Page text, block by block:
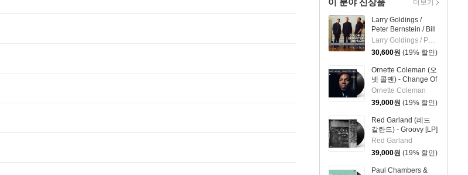
이 분야 신상품
Larry Goldings /
Peter Bernstein / Bill
Stewart (래리 골딩스
/ 피터 번스타인 / 빌
스튜어트) - Rhombus
Larry Goldings / Peter Bernstein / Bill Stewart
30,600원 (19% 할인)
Ornette Coleman (오
넷 콜맨) - Change Of
The Century [LP]
Ornette Coleman
39,000원 (19% 할인)
Red Garland (레드
갈란드) - Groovy [LP]
Red Garland
39,000원 (19% 할인)
Paul Chambers &
더보기